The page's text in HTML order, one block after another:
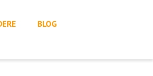
BLOG